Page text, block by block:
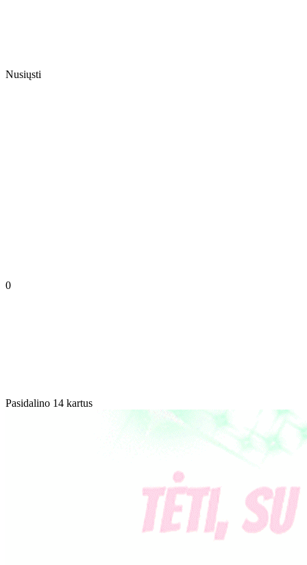
Nusiųsti
0
Pasidalino 14 kartus